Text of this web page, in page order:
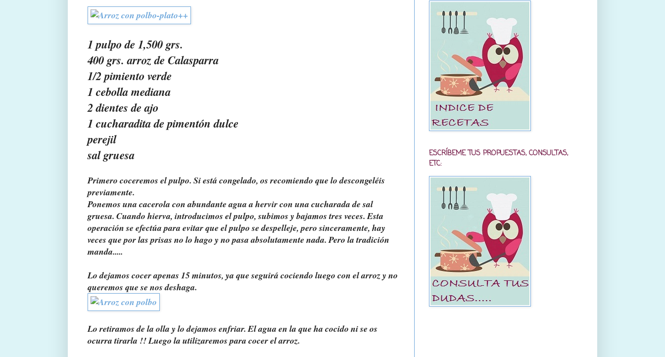
1 pulpo de 1,500 grs.
400 grs. arroz de Calasparra
1/2 pimiento verde
1 cebolla mediana
2 dientes de ajo
1 cucharadita de pimentón dulce
perejil
sal gruesa
Primero coceremos el pulpo. Si está congelado, os recomiendo que lo descongeléis
previamente.
Ponemos una cacerola con abundante agua a hervir con una cucharada de sal
gruesa. Cuando hierva, introducimos el pulpo, subimos y bajamos tres veces. Esta
operación se efectúa para evitar que el pulpo se despelleje, pero sinceramente, hay
veces que por las prisas no lo hago y no pasa absolutamente nada. Pero la tradición
manda.....
Lo dejamos cocer apenas 15 minutos, ya que seguirá cociendo luego con el arroz y no
queremos que se nos deshaga.
Lo retiramos de la olla y lo dejamos enfriar. El agua en la que ha cocido ni se os
ocurra tirarla !! Luego la utilizaremos para cocer el arroz.
ESCRÍBEME TUS PROPUESTAS, CONSULTAS,
ETC: